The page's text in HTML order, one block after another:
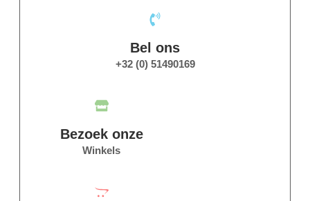
Bel ons
+32 (0) 51490169
Bezoek onze
Winkels